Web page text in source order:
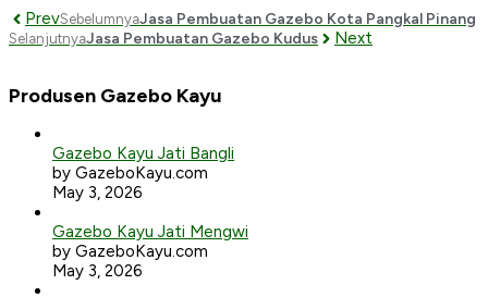
PrevSebelumnyaJasa Pembuatan Gazebo Kota Pangkal Pinang
SelanjutnyaJasa Pembuatan Gazebo Kudus Next
Produsen Gazebo Kayu
Gazebo Kayu Jati Bangli
by GazeboKayu.com
May 3, 2026
Gazebo Kayu Jati Mengwi
by GazeboKayu.com
May 3, 2026